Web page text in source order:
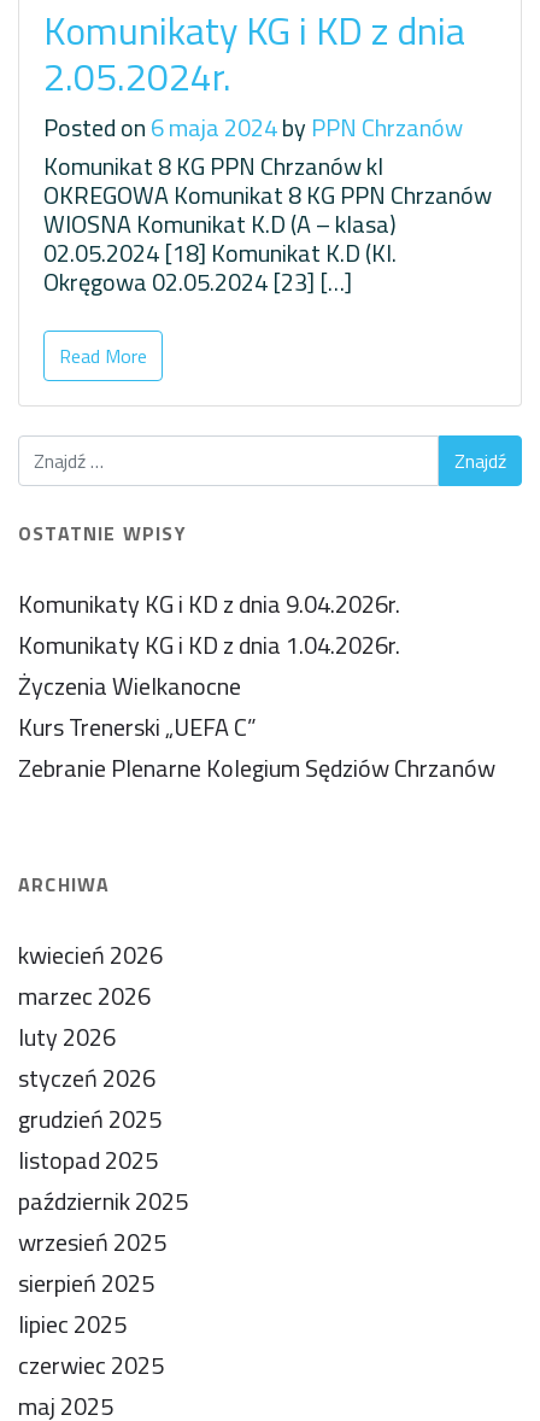
Komunikaty KG i KD z dnia
2.05.2024r.
Posted on6 maja 2024by PPN Chrzanów
Komunikat 8 KG PPN Chrzanów kl
OKREGOWA Komunikat 8 KG PPN Chrzanów
WIOSNA Komunikat K.D (A – klasa)
02.05.2024 [18] Komunikat K.D (Kl.
Okręgowa 02.05.2024 [23] […]
Read More
OSTATNIE WPISY
Komunikaty KG i KD z dnia 9.04.2026r.
Komunikaty KG i KD z dnia 1.04.2026r.
Życzenia Wielkanocne
Kurs Trenerski „UEFA C”
Zebranie Plenarne Kolegium Sędziów Chrzanów
ARCHIWA
kwiecień 2026
marzec 2026
luty 2026
styczeń 2026
grudzień 2025
listopad 2025
październik 2025
wrzesień 2025
sierpień 2025
lipiec 2025
czerwiec 2025
maj 2025